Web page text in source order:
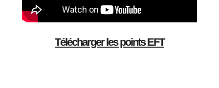
Télécharger les points EFT